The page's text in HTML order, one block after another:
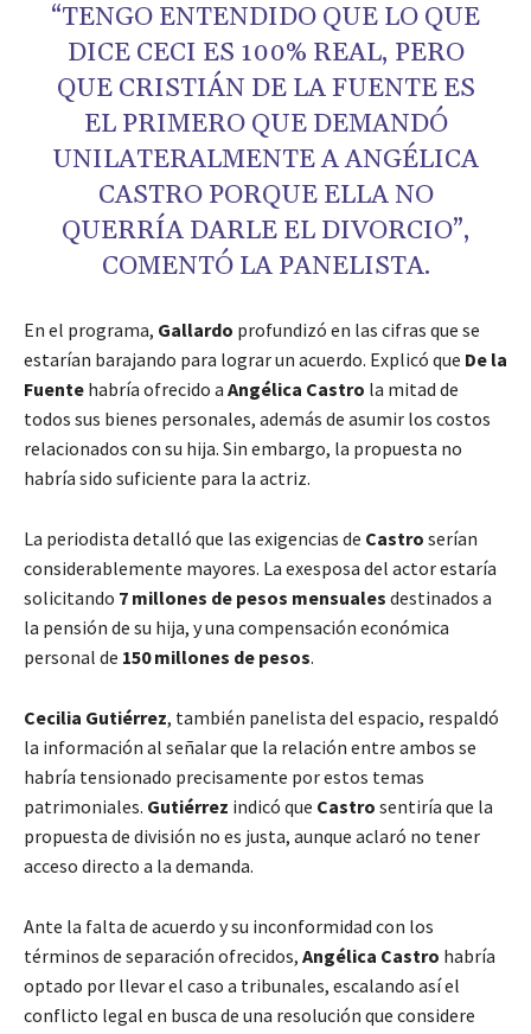
“TENGO ENTENDIDO QUE LO QUE
DICE CECI ES 100% REAL, PERO
QUE CRISTIÁN DE LA FUENTE ES
EL PRIMERO QUE DEMANDÓ
UNILATERALMENTE A ANGÉLICA
CASTRO PORQUE ELLA NO
QUERRÍA DARLE EL DIVORCIO”,
COMENTÓ LA PANELISTA.
En el programa, Gallardo profundizó en las cifras que se
estarían barajando para lograr un acuerdo. Explicó que De la
Fuente habría ofrecido a Angélica Castro la mitad de
todos sus bienes personales, además de asumir los costos
relacionados con su hija. Sin embargo, la propuesta no
habría sido suficiente para la actriz.
La periodista detalló que las exigencias de Castro serían
considerablemente mayores. La exesposa del actor estaría
solicitando 7 millones de pesos mensuales destinados a
la pensión de su hija, y una compensación económica
personal de 150 millones de pesos.
Cecilia Gutiérrez, también panelista del espacio, respaldó
la información al señalar que la relación entre ambos se
habría tensionado precisamente por estos temas
patrimoniales. Gutiérrez indicó que Castro sentiría que la
propuesta de división no es justa, aunque aclaró no tener
acceso directo a la demanda.
Ante la falta de acuerdo y su inconformidad con los
términos de separación ofrecidos, Angélica Castro habría
optado por llevar el caso a tribunales, escalando así el
conflicto legal en busca de una resolución que considere